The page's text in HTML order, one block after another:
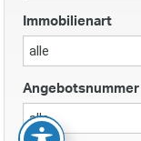
Immobilienart
alle
Angebotsnummer